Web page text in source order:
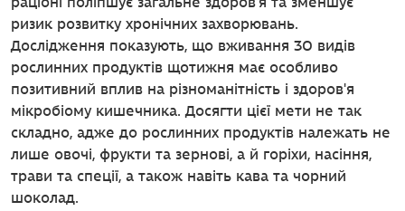
ризик розвитку хронічних захворювань.
Дослідження показують, що вживання 30 видів
рослинних продуктів щотижня має особливо
позитивний вплив на різноманітність і здоров'я
мікробіому кишечника. Досягти цієї мети не так
складно, адже до рослинних продуктів належать не
лише овочі, фрукти та зернові, а й горіхи, насіння,
трави та спеції, а також навіть кава та чорний
шоколад.